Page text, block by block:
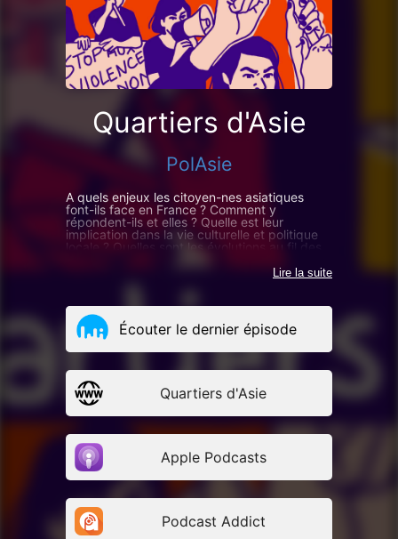
Quartiers d'Asie
PolAsie
A quels enjeux les citoyen-nes asiatiques
font-ils face en France ? Comment y
répondent-ils et elles ? Quelle est leur
implication dans la vie culturelle et politique
locale ? Quelles sont les évolutions au fil des
Lire la suite
Écouter le dernier épisode
Quartiers d'Asie
Apple Podcasts
Podcast Addict